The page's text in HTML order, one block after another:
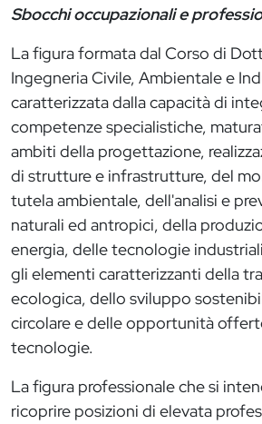
Sbocchi occupazionali e
La figura formata dal Corso di
Ingegneria Civile, Ambientale e
caratterizzata dalla capacità di
competenze specialistiche,
ambiti della progettazione,
di strutture e infrastrutture, del
tutela ambientale, dell'analisi e
naturali ed antropici, della
energia, delle tecnologie
gli elementi caratterizzanti della
ecologica, dello sviluppo
circolare e delle opportunità
tecnologie.
La figura professionale che si
ricoprire posizioni di elevata